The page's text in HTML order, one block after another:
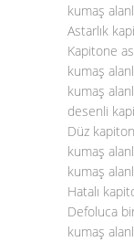
kumaş
Astarlık
Kapitone
kumaş
kumaş
desenli
Düz
kumaş
kumaş
Hatalı
Defoluca
kumaş